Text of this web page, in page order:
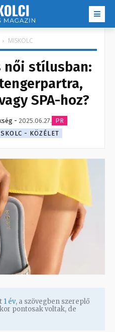
MISKOLC
női stílusban:
SPA-hoz?
- 2025.06.27. PR
- KÖZÉLET
1 év, a szövegben szereplő
pontosak voltak, de